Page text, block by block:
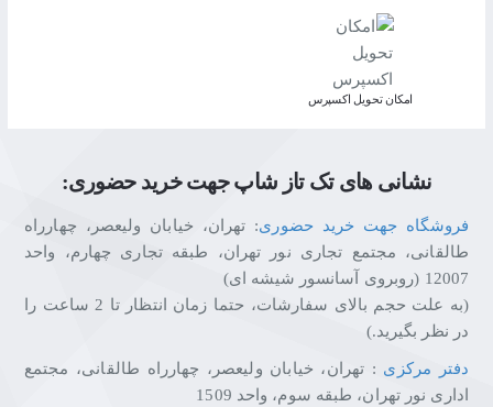
اﻣﮑﺎن ﺗﺤﻮﯾﻞ اﮐﺴﭙﺮس
نشانی های تک تاز شاپ جهت خرید حضوری:
فروشگاه جهت خرید حضوری: تهران، خیابان ولیعصر، چهارراه
طالقانی، مجتمع تجاری نور تهران، طبقه تجاری چهارم، واحد
12007 (روبروی آسانسور شیشه ای)
(به علت حجم بالای سفارشات، حتما زمان انتظار تا 2 ساعت را
در نظر بگیرید.)
دفتر مرکزی : تهران، خیابان ولیعصر، چهارراه طالقانی، مجتمع
اداری نور تهران، طبقه سوم، واحد 1509